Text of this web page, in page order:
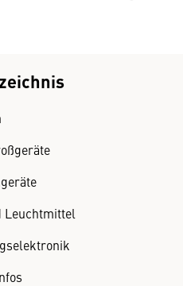
Leuchtmittel